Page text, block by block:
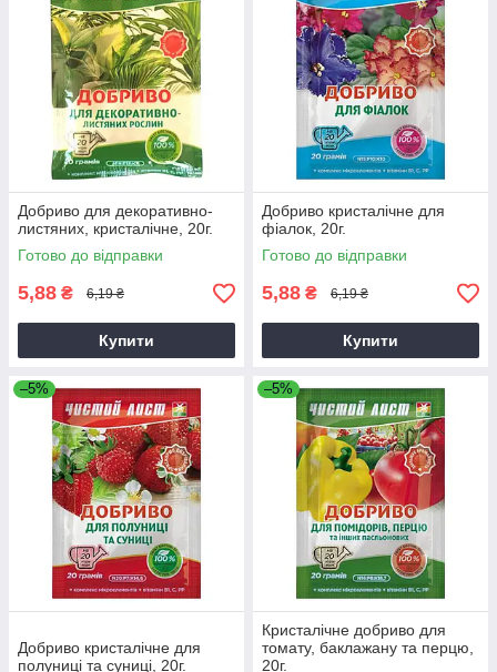
Добриво для декоративно-
листяних, кристалічне, 20г.
Готово до відправки
5,88 ₴ 6,19 ₴
Купити
Добриво кристалічне для
фіалок, 20г.
Готово до відправки
5,88 ₴ 6,19 ₴
Купити
–5%
Добриво кристалічне для
полуниці та суниці, 20г.
–5%
Кристалічне добриво для
томату, баклажану та перцю,
20г.